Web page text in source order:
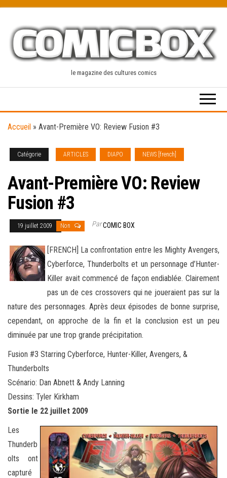
content
le magazine des cultures comics
Accueil » Avant-Première VO: Review Fusion #3
Catégorie ARTICLES DIAPO NEWS [french]
Avant-Première VO: Review
Fusion #3
19 juillet 2009 Non ParCOMIC BOX
[FRENCH] La confrontation entre les Mighty Avengers,
Cyberforce, Thunderbolts et un personnage d’Hunter-
Killer avait commencé de façon endiablée. Clairement
pas un de ces crossovers qui ne joueraient pas sur la
nature des personnages. Après deux épisodes de bonne surprise,
cependant, on approche de la fin et la conclusion est un peu
diminuée par une trop grande précipitation.
Fusion #3 Starring Cyberforce, Hunter-Killer, Avengers, &
Thunderbolts
Scénario: Dan Abnett & Andy Lanning
Dessins: Tyler Kirkham
Sortie le 22 juillet 2009
Les
Thunderb
olts ont
capturé